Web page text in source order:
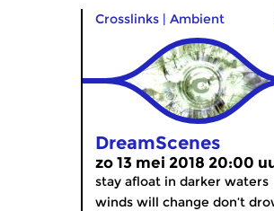
Crosslinks | Ambient
DreamScenes
zo 13 mei 2018 20:00
stay afloat in darker waters
winds will change don’t